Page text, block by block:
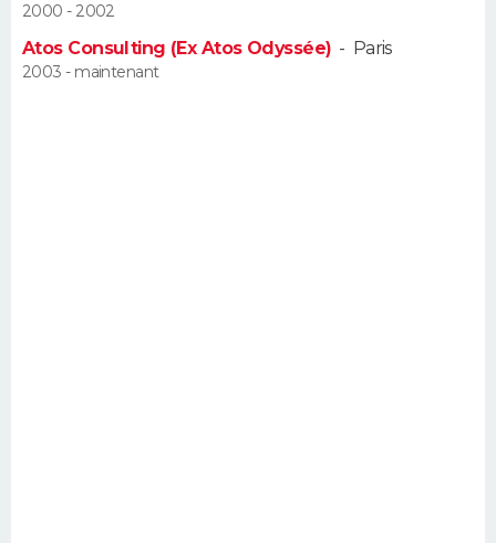
2000 - 2002
Atos Consulting (Ex Atos Odyssée) - Paris
2003 - maintenant